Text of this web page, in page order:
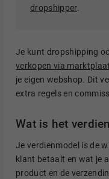
dropshipper.
Je kunt dropshipping
verkopen via
je eigen webshop. Dit
extra regels en
Wat is het
Je verdienmodel is de
klant betaalt en wat je
product en de